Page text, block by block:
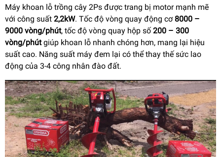
Máy khoan lỗ trồng cây 2Ps được trang bị motor mạnh mẽ
với công suất 2,2kW. Tốc độ vòng quay động cơ 8000 –
9000 vòng/phút, tốc độ vòng quay hộp số 200 – 300
vòng/phútgiúp khoan lỗ nhanh chóng hơn, mang lại hiệu
suất cao. Năng suất máy đem lại có thể thay thế sức lao
động của 3-4 công nhân đào đất.